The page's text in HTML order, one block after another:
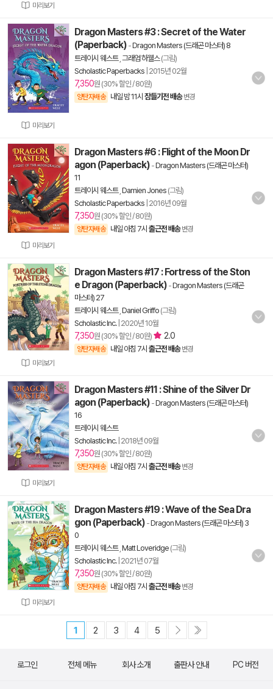
미리보기
미리보기
Dragon Masters #3 : Secret of the Water
(Paperback) -Dragon Masters (드래곤 마스터) 8
트레이시 웨스트, 그래엄 하웰스(그림)
Scholastic Paperbacks 2015년 02월
7,350원 (30% 할인 / 80원)
양탄자배송 내일 밤 11시 잠들기전 배송 변경
미리보기
Dragon Masters #6 : Flight of the Moon Dr
agon (Paperback) -Dragon Masters (드래곤 마스터)
11
트레이시 웨스트, Damien Jones (그림)
Scholastic Paperbacks 2016년 09월
7,350원 (30% 할인 / 80원)
양탄자배송 내일 아침 7시 출근전 배송 변경
미리보기
Dragon Masters #17 : Fortress of the Ston
e Dragon (Paperback) -Dragon Masters (드래곤
마스터) 27
트레이시 웨스트, Daniel Griffo (그림)
Scholastic Inc.| 2020년 10월
7,350원 (30% 할인 / 80원) 2.0
양탄자배송 내일 아침 7시 출근전 배송 변경
미리보기
Dragon Masters #11 : Shine of the Silver Dr
agon (Paperback) -Dragon Masters (드래곤 마스터)
16
트레이시 웨스트
Scholastic Inc.| 2018년 09월
7,350원 (30% 할인 / 80원)
양탄자배송 내일 아침 7시 출근전 배송 변경
미리보기
Dragon Masters #19 : Wave of the Sea Dra
gon (Paperback) -Dragon Masters (드래곤 마스터) 3
0
트레이시 웨스트, Matt Loveridge (그림)
Scholastic Inc.| 2021년 07월
7,350원 (30% 할인 / 80원)
양탄자배송 내일 아침 7시 출근전 배송 변경
1 2 3 4 5
로그인 전체 메뉴 회사 소개 출판사 안내 PC 버전